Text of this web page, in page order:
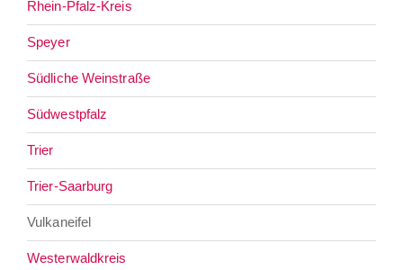
Rhein-Pfalz-Kreis
Speyer
Südliche Weinstraße
Südwestpfalz
Trier
Trier-Saarburg
Vulkaneifel
Westerwaldkreis